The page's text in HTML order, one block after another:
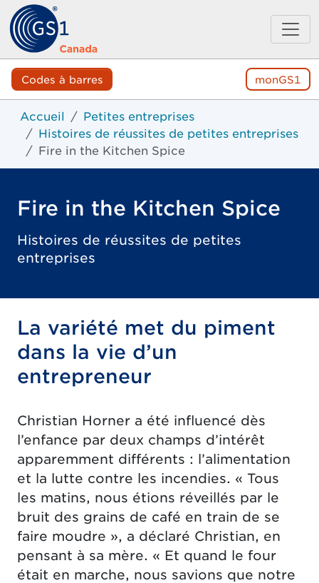
Codes à barres monGS1
Accueil
Petites entreprises
Histoires de réussites de petites entreprises
Fire in the Kitchen Spice
Fire in the Kitchen Spice
Histoires de réussites de petites
entreprises
La variété met du piment
dans la vie d’un
entrepreneur
Christian Horner a été influencé dès
l’enfance par deux champs d’intérêt
apparemment différents : l’alimentation
et la lutte contre les incendies. « Tous
les matins, nous étions réveillés par le
bruit des grains de café en train de se
faire moudre », a déclaré Christian, en
pensant à sa mère. « Et quand le four
était en marche, nous savions que notre